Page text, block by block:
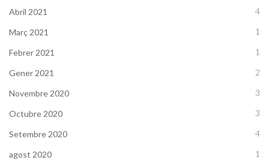
Abril 2021 4
Març 2021 1
Febrer 2021 1
Gener 2021 2
Novembre 2020 3
Octubre 2020 3
Setembre 2020 4
agost 2020 1